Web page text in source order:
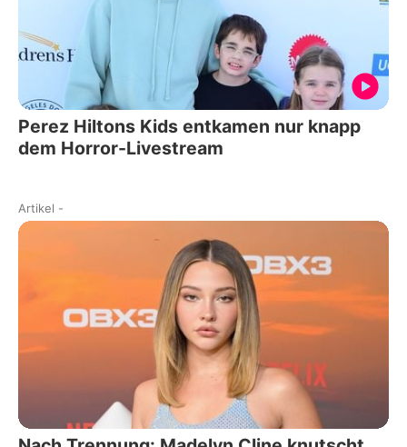
Perez Hiltons Kids entkamen nur knapp
dem Horror-Livestream
Artikel -